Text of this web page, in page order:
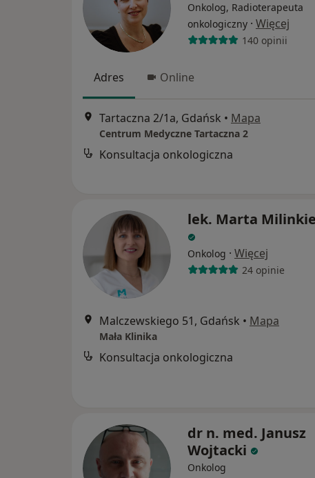
Onkolog, Radioterapeuta
onkologiczny · Więcej
140 opinii
Adres Online
Tartaczna 2/1a, Gdańsk • Mapa
Centrum Medyczne Tartaczna 2
Konsultacja onkologiczna
lek. Marta
Onkolog · Więcej
24 opinie
Malczewskiego 51, Gdańsk • Mapa
Mała Klinika
Konsultacja onkologiczna
dr n. med. Janusz
Wojtacki
Onkolog